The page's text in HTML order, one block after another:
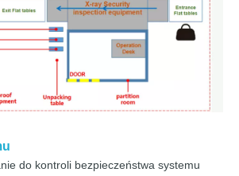
do kontroli bezpieczeństwa systemu